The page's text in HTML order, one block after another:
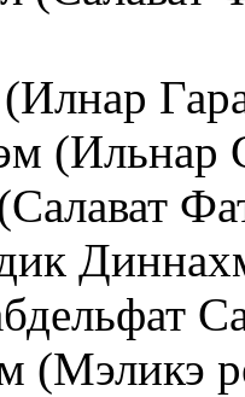
(Ильнар
(Мэликэ